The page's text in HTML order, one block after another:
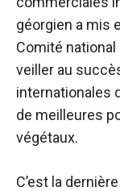
géorgien a mis
Comité
veiller au
internationales
de meilleures
végétaux.
C’est la